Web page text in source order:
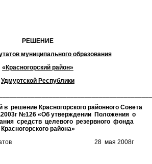
РЕШЕНИЕ
муниципального образования
«Красногорский район»
Удмуртской Республики
в решение Красногорского районного Совета
№126 «Об утверждении Положения о
средств целевого резервного фонда
Красногорского района»
депутатов 28 мая 2008г